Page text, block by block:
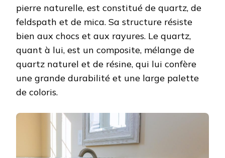
pierre naturelle, est constitué de quartz, de
feldspath et de mica. Sa structure résiste
bien aux chocs et aux rayures. Le quartz,
quant à lui, est un composite, mélange de
quartz naturel et de résine, qui lui confère
une grande durabilité et une large palette
de coloris.